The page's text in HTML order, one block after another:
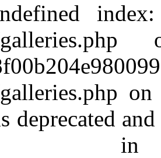
deprecated
in /var/